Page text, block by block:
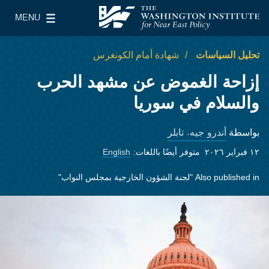
معهد واشنطن لسياسات الشرق الأدنى
MENU
Main Menu
تحليل السياسات شهادة أمام الكونغرس
إزاحة الغموض عن مشهد الحرب
والسلام في سوريا
بواسطة أندرو جيه. تابلر
١٢ فبراير ٢٠٢٦ متوفر أيضًا باللغات: English
Also published in "لجنة الشؤون الخارجية بمجلس النواب"